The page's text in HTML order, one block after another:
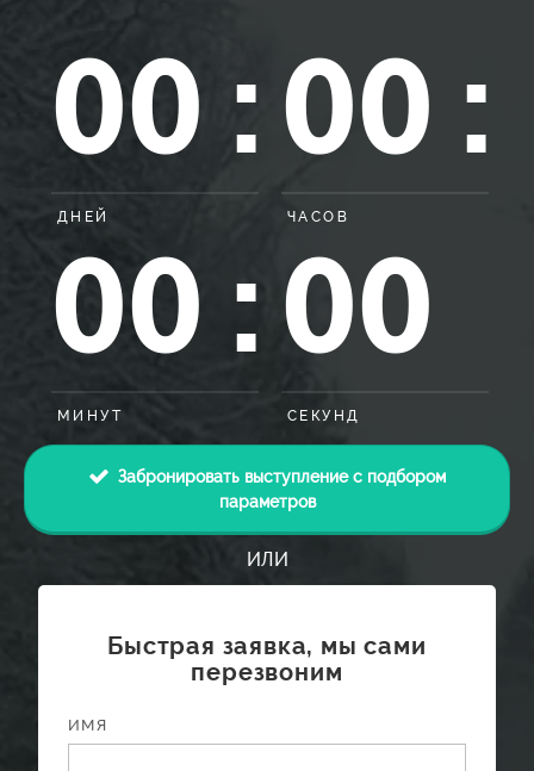
00 :
ДНЕЙ
00 :
ЧАСОВ
00 :
МИНУТ
00
СЕКУНД
Забронировать выступление с подбором
параметров
ИЛИ
Быстрая заявка, мы сами
перезвоним
ИМЯ